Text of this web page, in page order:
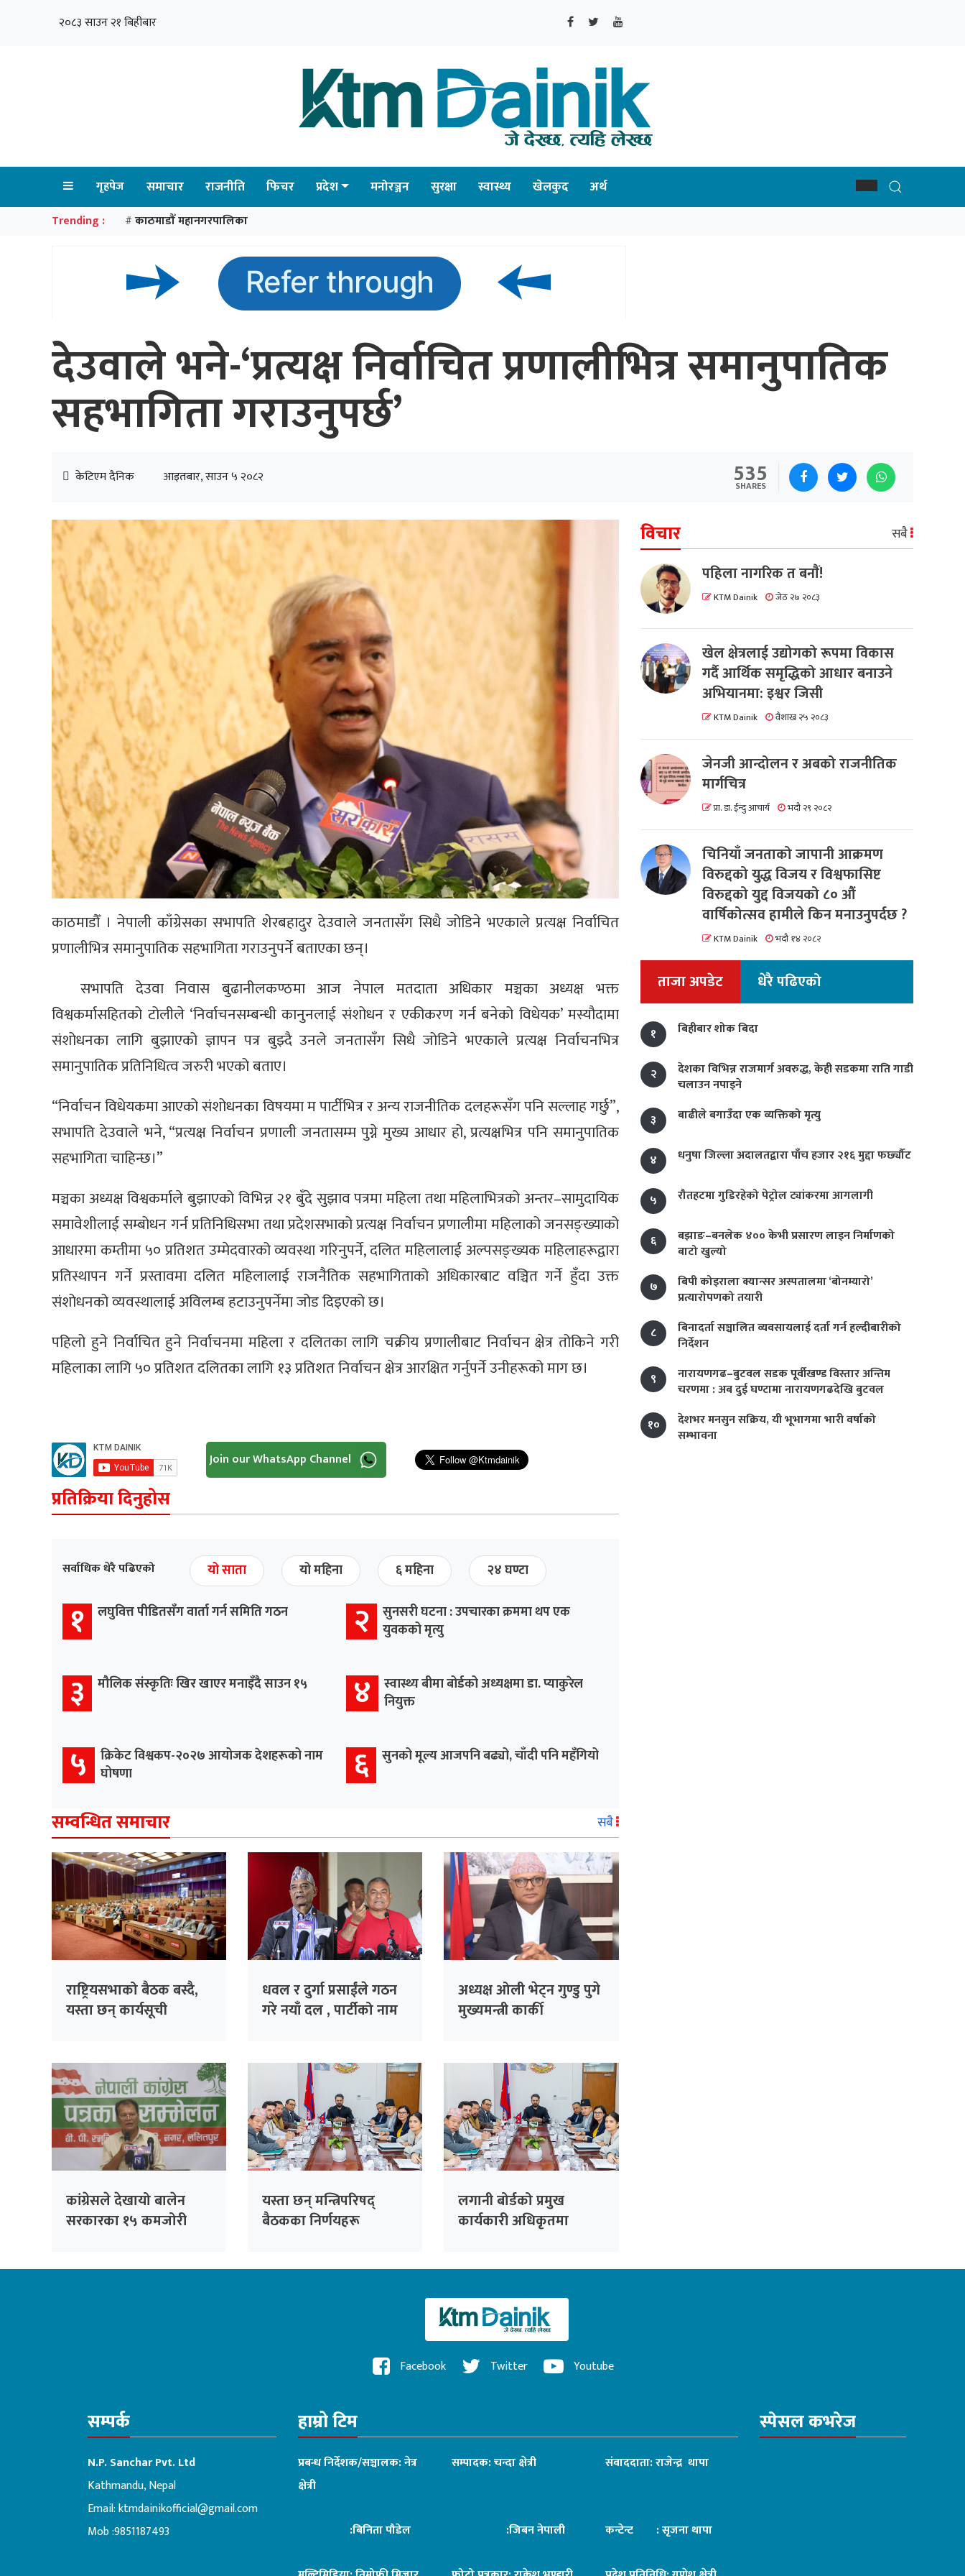
२०८३ साउन २१ बिहीबार
गृहपेज समाचार राजनीति फिचर प्रदेश मनोरञ्जन सुरक्षा स्वास्थ्य खेलकुद अर्थ
Trending : # काठमाडौँ महानगरपालिका
देउवाले भने-‘प्रत्यक्ष निर्वाचित प्रणालीभित्र समानुपातिक
सहभागिता गराउनुपर्छ’
केटिएम दैनिक आइतबार, साउन ५ २०८२ 535
SHARES
काठमाडौँ । नेपाली काँग्रेसका सभापति शेरबहादुर देउवाले जनतासँग सिधै जोडिने भएकाले प्रत्यक्ष निर्वाचित
प्रणालीभित्र समानुपातिक सहभागिता गराउनुपर्ने बताएका छन्।
सभापति देउवा निवास बुढानीलकण्ठमा आज नेपाल मतदाता अधिकार मञ्चका अध्यक्ष भक्त
विश्वकर्मासहितको टोलीले ‘निर्वाचनसम्बन्धी कानुनलाई संशोधन र एकीकरण गर्न बनेको विधेयक’ मस्यौदामा
संशोधनका लागि बुझाएको ज्ञापन पत्र बुझ्दै उनले जनतासँग सिधै जोडिने भएकाले प्रत्यक्ष निर्वाचनभित्र
समानुपातिक प्रतिनिधित्व जरुरी भएको बताए।
“निर्वाचन विधेयकमा आएको संशोधनका विषयमा म पार्टीभित्र र अन्य राजनीतिक दलहरूसँग पनि सल्लाह गर्छु”,
सभापति देउवाले भने, “प्रत्यक्ष निर्वाचन प्रणाली जनतासम्म पुग्ने मुख्य आधार हो, प्रत्यक्षभित्र पनि समानुपातिक
सहभागिता चाहिन्छ।”
मञ्चका अध्यक्ष विश्वकर्माले बुझाएको विभिन्न २१ बुँदे सुझाव पत्रमा महिला तथा महिलाभित्रको अन्तर–सामुदायिक
समावेशीलाई सम्बोधन गर्न प्रतिनिधिसभा तथा प्रदेशसभाको प्रत्यक्ष निर्वाचन प्रणालीमा महिलाको जनसङ्ख्याको
आधारमा कम्तीमा ५० प्रतिशत उम्मेदवारको व्यवस्था गरिनुपर्ने, दलित महिलालाई अल्पसङ्ख्यक महिलाहरूद्वारा
प्रतिस्थापन गर्ने प्रस्तावमा दलित महिलालाई राजनैतिक सहभागिताको अधिकारबाट वञ्चित गर्ने हुँदा उक्त
संशोधनको व्यवस्थालाई अविलम्ब हटाउनुपर्नेमा जोड दिइएको छ।
पहिलो हुने निर्वाचित हुने निर्वाचनमा महिला र दलितका लागि चक्रीय प्रणालीबाट निर्वाचन क्षेत्र तोकिने गरी
महिलाका लागि ५० प्रतिशत दलितका लागि १३ प्रतिशत निर्वाचन क्षेत्र आरक्षित गर्नुपर्ने उनीहरूको माग छ।
Join our WhatsApp Channel
प्रतिक्रिया दिनुहोस
सर्वाधिक धेरै पढिएको यो साता यो महिना ६ महिना २४ घण्टा
१ लघुवित्त पीडितसँग वार्ता गर्न समिति गठन २
सुनसरी घटना : उपचारका क्रममा थप एक
युवकको मृत्यु
३ मौलिक संस्कृतिः खिर खाएर मनाइँदै साउन १५ ४
स्वास्थ्य बीमा बोर्डको अध्यक्षमा डा. प्याकुरेल
नियुक्त
५
क्रिकेट विश्वकप-२०२७ आयोजक देशहरूको नाम
घोषणा
६ सुनको मूल्य आजपनि बढ्यो, चाँदी पनि महँगियो
सम्वन्धित समाचार सबै
राष्ट्रियसभाको बैठक बस्दै,
यस्ता छन् कार्यसूची
धवल र दुर्गा प्रसाईंले गठन
गरे नयाँ दल , पार्टीको नाम
अध्यक्ष ओली भेट्न गुण्डु पुगे
मुख्यमन्त्री कार्की
कांग्रेसले देखायो बालेन
सरकारका १५ कमजोरी
यस्ता छन् मन्त्रिपरिषद्
बैठकका निर्णयहरू
लगानी बोर्डको प्रमुख
कार्यकारी अधिकृतमा
विचार सबै
पहिला नागरिक त बनाैं!
KTM Dainik जेठ २७ २०८३
खेल क्षेत्रलाई उद्योगको रूपमा विकास
गर्दै आर्थिक समृद्धिको आधार बनाउने
अभियानमा: इश्वर जिसी
KTM Dainik वैशाख २५ २०८३
जेनजी आन्दोलन र अबको राजनीतिक
मार्गचित्र
प्रा. डा. ईन्दु आचार्य भदौ २९ २०८२
चिनियाँ जनताको जापानी आक्रमण
विरुद्दको युद्ध विजय र विश्वफासिष्ट
विरुद्दको युद्द विजयको ८० औं
वार्षिकोत्सव हामीले किन मनाउनुपर्दछ ?
KTM Dainik भदौ १४ २०८२
ताजा अपडेट धेरै पढिएको
१ बिहीबार शोक बिदा
२
देशका विभिन्न राजमार्ग अवरुद्ध, केही सडकमा राति गाडी
चलाउन नपाइने
३
बाढीले बगाउँदा एक व्यक्तिको मृत्यु
४ धनुषा जिल्ला अदालतद्वारा पाँच हजार २१६ मुद्दा फर्छ्यौट
५ रौतहटमा गुडिरहेको पेट्रोल ट्यांकरमा आगलागी
६
बझाङ–बनलेक ४०० केभी प्रसारण लाइन निर्माणको
बाटो खुल्यो
७
बिपी कोइराला क्यान्सर अस्पतालमा ‘बोनम्यारो’
प्रत्यारोपणको तयारी
८
बिनादर्ता सञ्चालित व्यवसायलाई दर्ता गर्न हल्दीबारीको
निर्देशन
९
नारायणगढ–बुटवल सडक पूर्वीखण्ड विस्तार अन्तिम
चरणमा : अब दुई घण्टामा नारायणगढदेखि बुटवल
१०
देशभर मनसुन सक्रिय, यी भूभागमा भारी वर्षाको
सम्भावना
Facebook Twitter Youtube
सम्पर्क
N.P. Sanchar Pvt. Ltd
Kathmandu, Nepal
Email:ktmdainikofficial@gmail.com
Mob :9851187493
हाम्रो टिम
प्रबन्ध निर्देशक/सञ्चालक: नेत्र
क्षेत्री
सम्पादक: चन्दा क्षेत्री संवाददाता: राजेन्द्र थापा
:बिनिता पौडेल :जिबन नेपाली कन्टेन्ट : सृजना थापा
स्पेसल कभरेज